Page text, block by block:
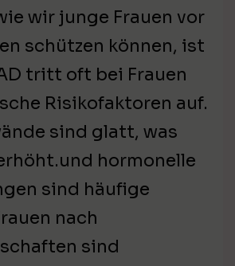
wir junge Frauen vor
schützen können, ist
tritt oft bei Frauen
Risikofaktoren auf.
sind glatt, was
hormonelle
sind häufige
nach
sind